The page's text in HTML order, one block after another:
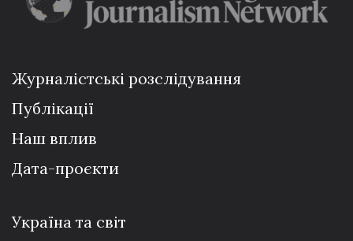
Журналістські розслідування
Публікації
Наш вплив
Дата-проєкти
Україна та світ